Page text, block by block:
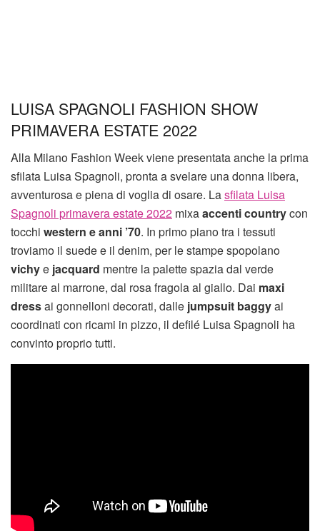
LUISA SPAGNOLI FASHION SHOW
PRIMAVERA ESTATE 2022
Alla Milano Fashion Week viene presentata anche la prima
sfilata Luisa Spagnoli, pronta a svelare una donna libera,
avventurosa e piena di voglia di osare. Lasfilata Luisa
Spagnoli primavera estate 2022 mixaaccenti countrycon
tocchi western e anni ’70. In primo piano tra i tessuti
troviamo il suede e il denim, per le stampe spopolano
vichye jacquard mentre la palette spazia dal verde
militare al marrone, dal rosa fragola al giallo. Dai maxi
dressai gonnelloni decorati, dalle jumpsuit baggyai
coordinati con ricami in pizzo, il defilé Luisa Spagnoli ha
convinto proprio tutti.